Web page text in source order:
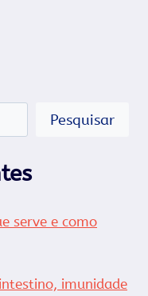
Pesquisar
serve e como
imunidade